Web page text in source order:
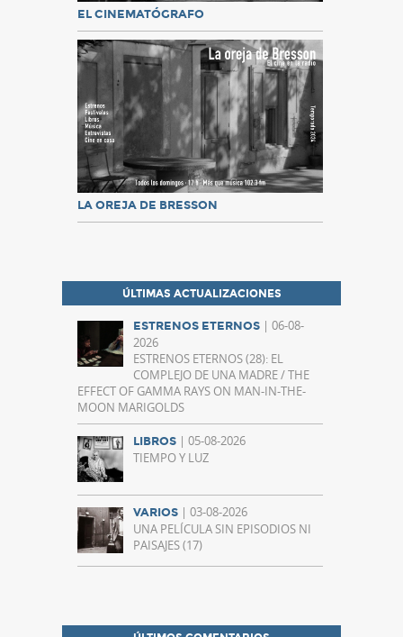
EL CINEMATÓGRAFO
LA OREJA DE BRESSON
ÚLTIMAS ACTUALIZACIONES
ESTRENOS ETERNOS | 06-08-
2026
ESTRENOS ETERNOS (28): EL
COMPLEJO DE UNA MADRE / THE
EFFECT OF GAMMA RAYS ON MAN-IN-THE-
MOON MARIGOLDS
LIBROS | 05-08-2026
TIEMPO Y LUZ
VARIOS | 03-08-2026
UNA PELÍCULA SIN EPISODIOS NI
PAISAJES (17)